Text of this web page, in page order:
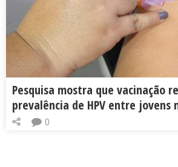
Pesquisa mostra que vacinação
prevalência de HPV entre jovens
0